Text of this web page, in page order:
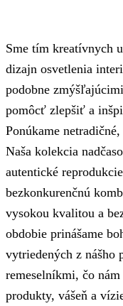
Sme tím kreatívnych
dizajn osvetlenia
podobne
pomôcť zlepšiť a
Ponúkame
Naša kolekcia
autentické
bezkonkurenčnú
vysokou kvalitou a
obdobie prinášame
vytriedených z nášho
remeselníkmi, čo
produkty, vášeň a